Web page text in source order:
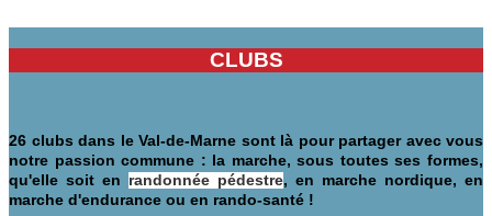
CLUBS
26 clubs dans le Val-de-Marne sont là pour partager avec vous
notre passion commune : la marche, sous toutes ses formes,
qu'elle soit en randonnée pédestre, en marche nordique, en
marche d'endurance ou en rando-santé !